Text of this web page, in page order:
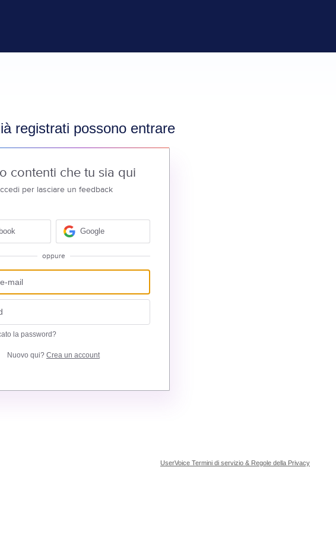
registrati possono entrare
contenti che tu sia qui
per lasciare un feedback
Google
oppure
la password?
Nuovo qui? Crea un account
UserVoice Termini di servizio & Regole della Privacy